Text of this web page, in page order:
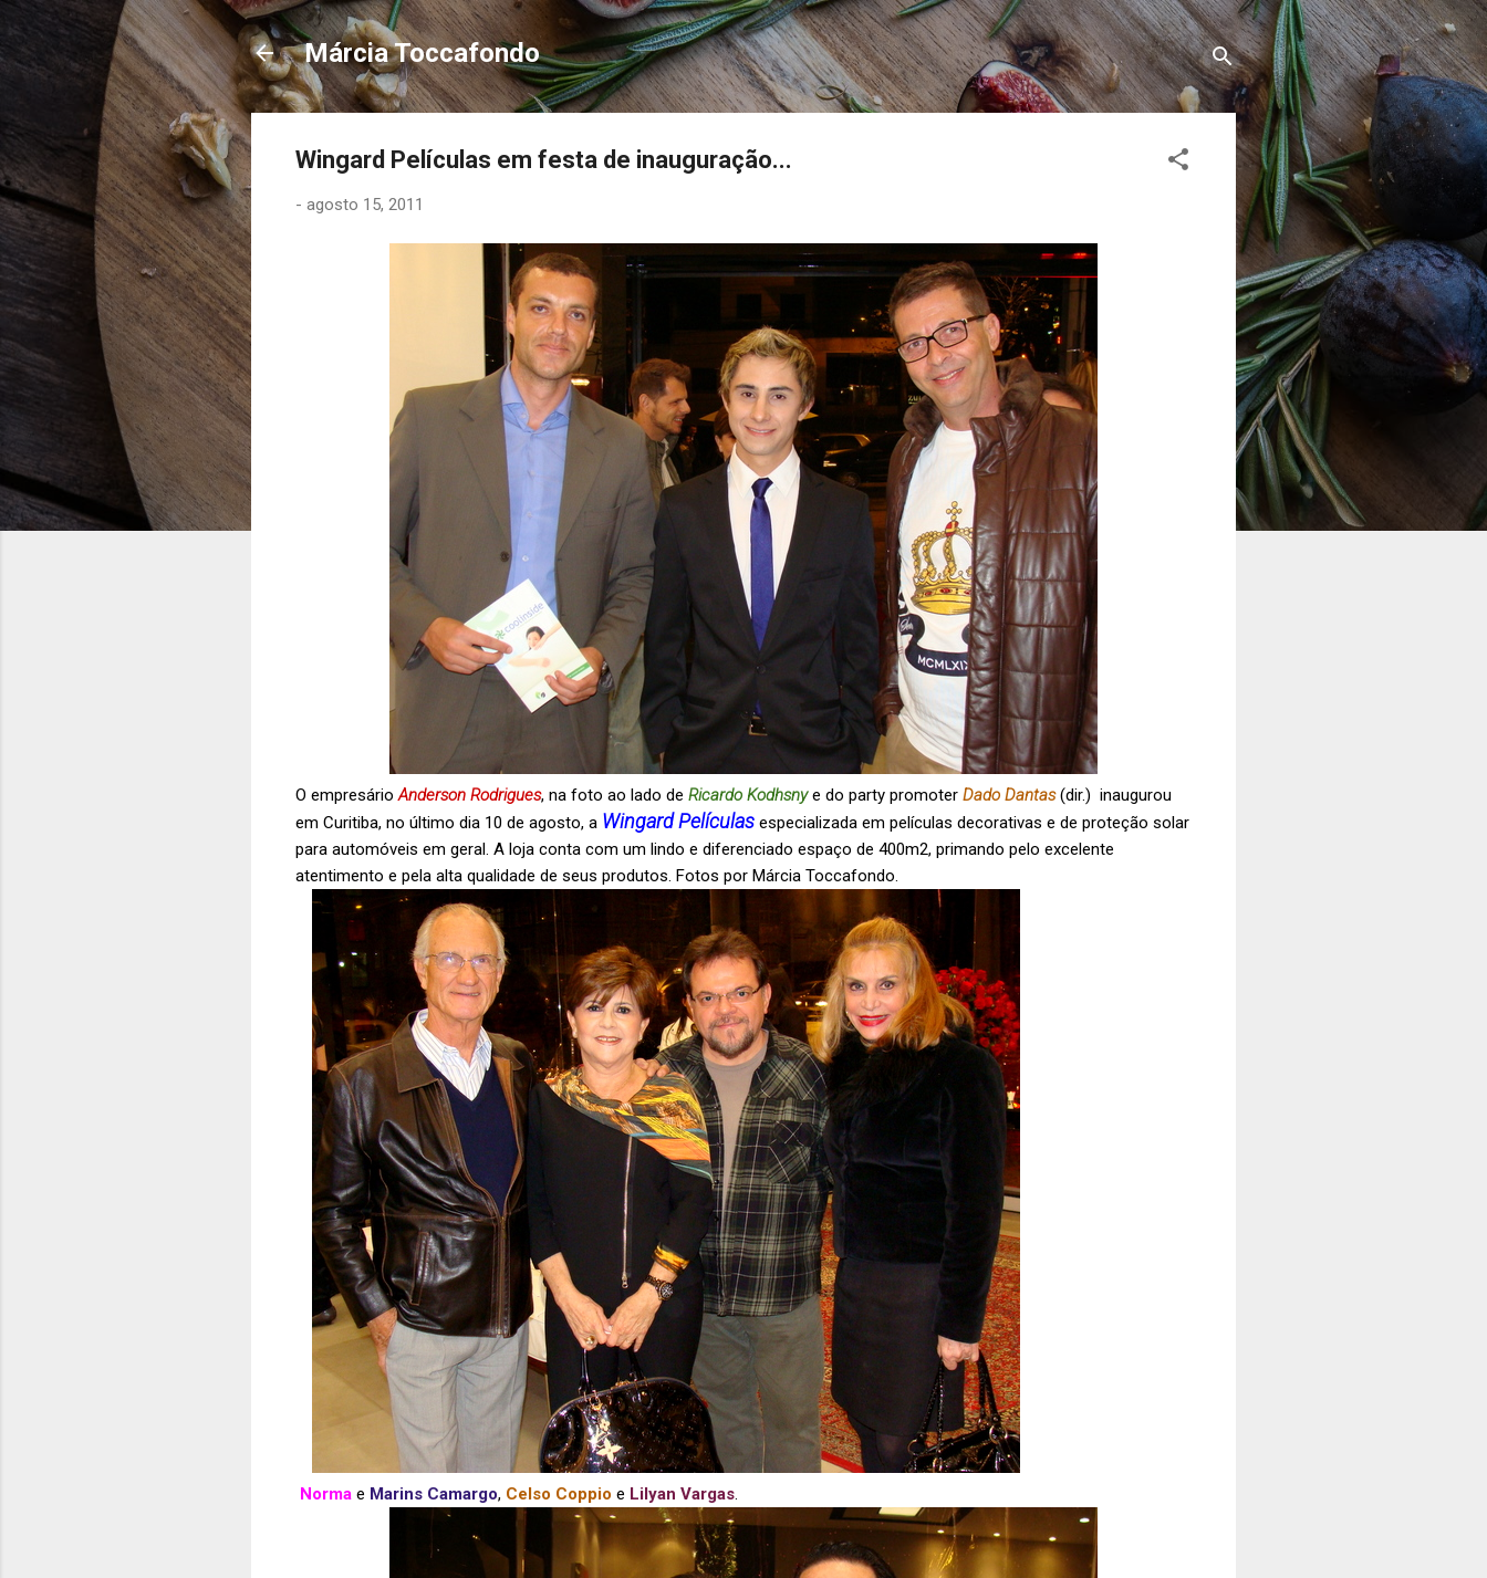
Pular para o conteúdo principal
Márcia Toccafondo
Wingard Películas em festa de inauguração...
- agosto 15, 2011
O empresário Anderson Rodrigues, na foto ao lado de Ricardo Kodhsnye do party promoter Dado Dantas(dir.) inaugurou
em Curitiba, no último dia 10 de agosto, a Wingard Películas especializada em películas decorativas e de proteção solar
para automóveis em geral. A loja conta com um lindo e diferenciado espaço de 400m2, primando pelo excelente
atentimento e pela alta qualidade de seus produtos. Fotos por Márcia Toccafondo.
Norma e Marins Camargo, Celso Coppio e Lilyan Vargas